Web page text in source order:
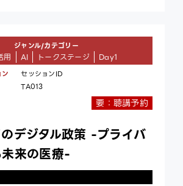
ジャンル/カテゴリー
用 AI トークステージ Day1
セッションID
TA013
要：聴講予約
デジタル政策 -プライバ
来の医療-